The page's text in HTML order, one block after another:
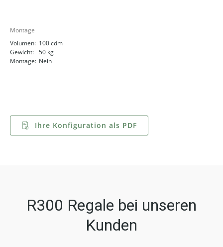
Montage
Volumen: 100 cdm
Gewicht: 50 kg
Montage: Nein
Ihre Konfiguration als PDF
R300 Regale bei unseren
Kunden